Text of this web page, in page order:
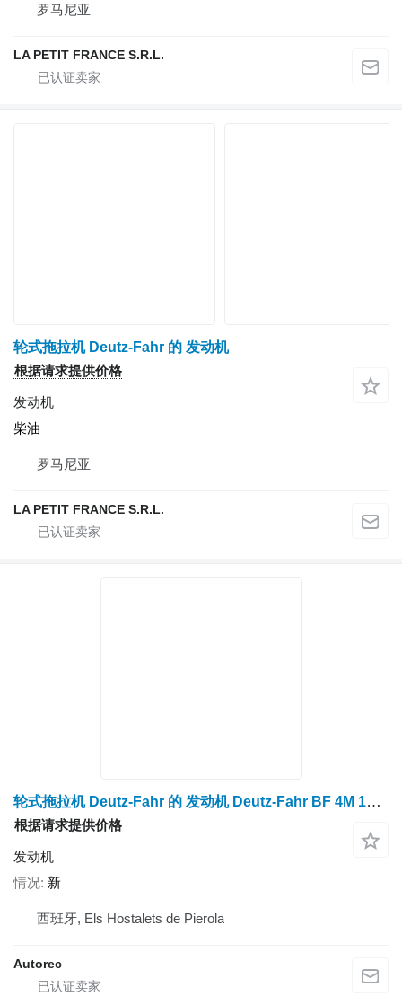
罗马尼亚
LA PETIT FRANCE S.R.L.
轮式拖拉机 Deutz-Fahr 的 发动机
根据请求提供价格
发动机
柴油
罗马尼亚
LA PETIT FRANCE S.R.L.
轮式拖拉机 Deutz-Fahr 的 发动机 Deutz-Fahr BF 4M 1011
根据请求提供价格
发动机
情况 新
西班牙, Els Hostalets de Pierola
Autorec